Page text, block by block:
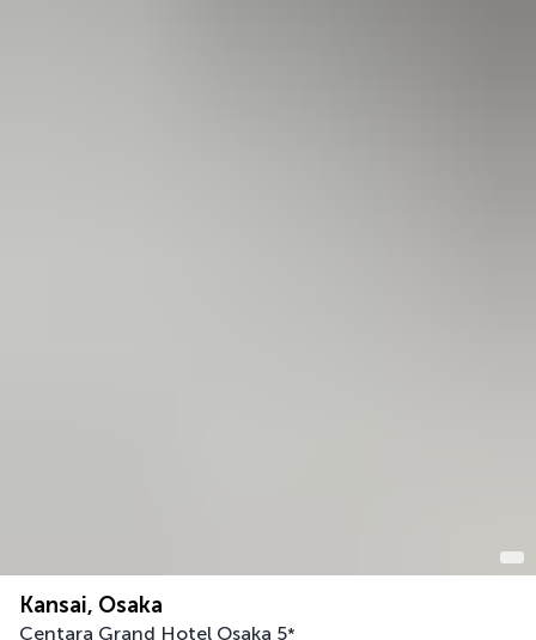
Kansai, Osaka
Centara Grand Hotel Osaka 5*